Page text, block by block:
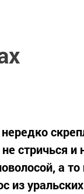
стричься и
а
из